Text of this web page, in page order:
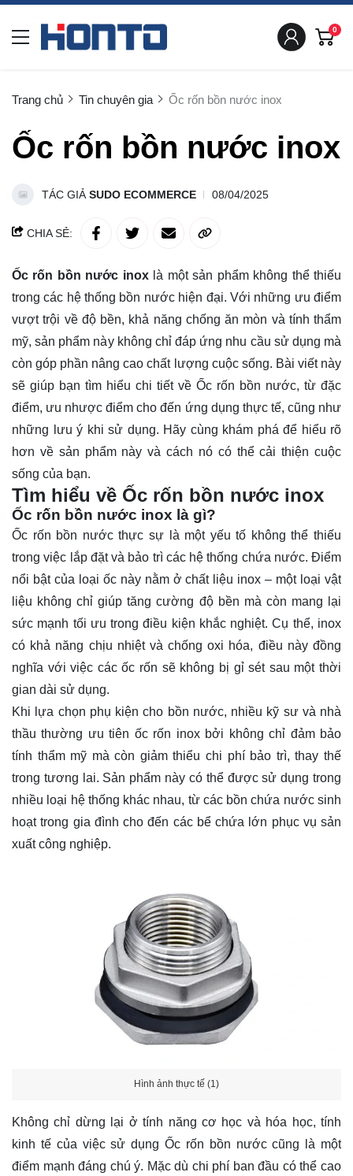
0
Trang chủ Tin chuyên gia Ốc rốn bồn nước inox
Ốc rốn bồn nước inox
TÁC GIẢ SUDO ECOMMERCE 08/04/2025
CHIA SẺ:
Ốc rốn bồn nước inoxlà một sản phẩm không thể thiếu
trong các hệ thống bồn nước hiện đại. Với những ưu điểm
vượt trội về độ bền, khả năng chống ăn mòn và tính thẩm
mỹ, sản phẩm này không chỉ đáp ứng nhu cầu sử dụng mà
còn góp phần nâng cao chất lượng cuộc sống. Bài viết này
sẽ giúp bạn tìm hiểu chi tiết về Ốc rốn bồn nước, từ đặc
điểm, ưu nhược điểm cho đến ứng dụng thực tế, cũng như
những lưu ý khi sử dụng. Hãy cùng khám phá để hiểu rõ
hơn về sản phẩm này và cách nó có thể cải thiện cuộc
sống của bạn.
Tìm hiểu về Ốc rốn bồn nước inox
Ốc rốn bồn nước inox là gì?
Ốc rốn bồn nướcthực sự là một yếu tố không thể thiếu
trong việc lắp đặt và bảo trì các hệ thống chứa nước. Điểm
nổi bật của loại ốc này nằm ở chất liệu inox – một loại vật
liệu không chỉ giúp tăng cường độ bền mà còn mang lại
sức mạnh tối ưu trong điều kiện khắc nghiệt. Cụ thể, inox
có khả năng chịu nhiệt và chống oxi hóa, điều này đồng
nghĩa với việc các ốc rốn sẽ không bị gỉ sét sau một thời
gian dài sử dụng.
Khi lựa chọn phụ kiện cho bồn nước, nhiều kỹ sư và nhà
thầu thường ưu tiên ốc rốn inox bởi không chỉ đảm bảo
tính thẩm mỹ mà còn giảm thiểu chi phí bảo trì, thay thế
trong tương lai. Sản phẩm này có thể được sử dụng trong
nhiều loại hệ thống khác nhau, từ các bồn chứa nước sinh
hoạt trong gia đình cho đến các bể chứa lớn phục vụ sản
xuất công nghiệp.
Hình ảnh thực tế (1)
Không chỉ dừng lại ở tính năng cơ học và hóa học, tính
kinh tế của việc sử dụng Ốc rốn bồn nước cũng là một
điểm mạnh đáng chú ý. Mặc dù chi phí ban đầu có thể cao